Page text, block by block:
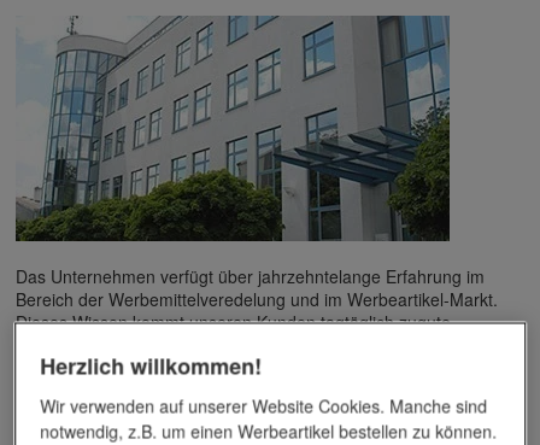
Das Unternehmen verfügt über jahrzehntelange Erfahrung im
Bereich der Werbemittelveredelung und im Werbeartikel-Markt.
Dieses Wissen kommt unseren Kunden tagtäglich zugute,
andere Veredelungsverfahren geht.
Unser Service
Herzlich willkommen!
Wir verwenden auf unserer Website Cookies. Manche sind
notwendig, z.B. um einen Werbeartikel bestellen zu können.